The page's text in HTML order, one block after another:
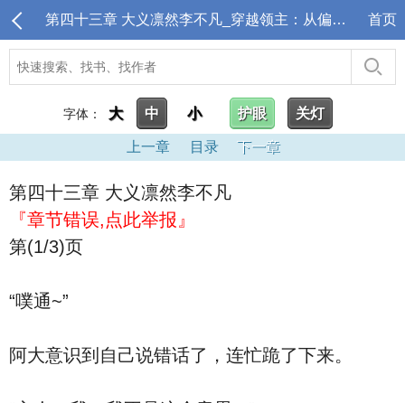
第四十三章 大义凛然李不凡_穿越领主：从偏远驿站开始 首页
字体： 大 中 小 护眼 关灯
上一章 目录 下一章
第四十三章 大义凛然李不凡
『章节错误,点此举报』
第(1/3)页
“噗通~”
阿大意识到自己说错话了，连忙跪了下来。